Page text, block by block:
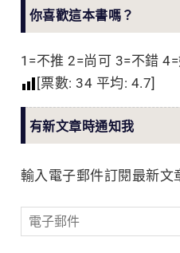
你喜歡這本書嗎？
1=不推 2=尚可 3=不錯 4=
[票數: 34 平均: 4.7]
有新文章時通知我
輸入電子郵件訂閱最新文
電
子